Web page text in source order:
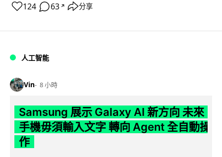
124 63 ↗ 分享
人工智能
Vin 8 小時
Samsung 展示 Galaxy AI 新方向 未來
手機毋須輸入文字 轉向 Agent 全自動操
作